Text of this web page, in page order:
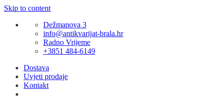
Skip to content
Dežmanova 3
info@antikvarijat-brala.hr
Radno Vrijeme
+3851 484-6149
Dostava
Uvjeti prodaje
Kontakt